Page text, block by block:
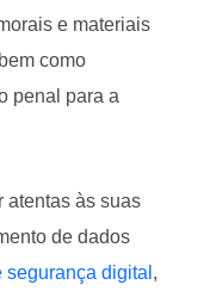
e materiais
como
penal para a
atentas às suas
de dados
segurança digital ,